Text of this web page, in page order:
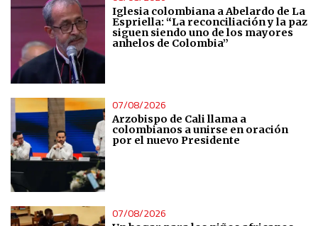
Iglesia colombiana a Abelardo de La
Espriella: “La reconciliación y la paz
siguen siendo uno de los mayores
anhelos de Colombia”
07/08/2026
Arzobispo de Cali llama a
colombianos a unirse en oración
por el nuevo Presidente
07/08/2026